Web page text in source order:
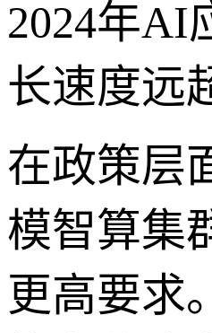
2024年AI
长速度远
在政策层
模智算集
更高要求